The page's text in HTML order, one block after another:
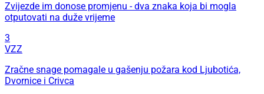
Zvijezde im donose promjenu - dva znaka koja bi mogla
otputovati na duže vrijeme
3
VZZ
Zračne snage pomagale u gašenju požara kod Ljubotića,
Dvornice i Crivca